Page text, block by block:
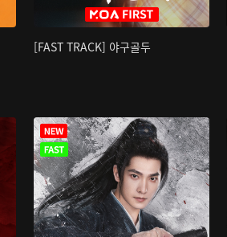
[FAST TRACK] 야구골두